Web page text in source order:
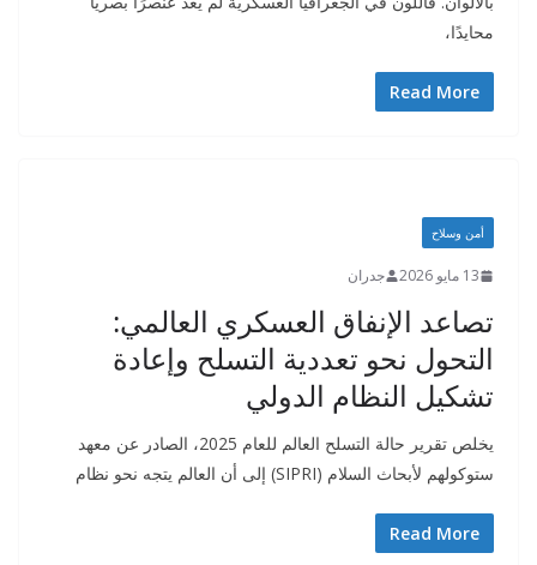
محايدًا،
Read More
أمن وسلاح
13 مايو 2026 جدران
تصاعد الإنفاق العسكري العالمي:
التحول نحو تعددية التسلح وإعادة
تشكيل النظام الدولي
يخلص تقرير حالة التسلح العالم للعام 2025، الصادر عن معهد
ستوكولهم لأبحاث السلام (SIPRI) إلى أن العالم يتجه نحو نظام
Read More